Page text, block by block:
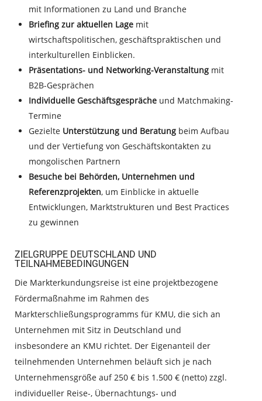
mit Informationen zu Land und Branche
Briefing zur aktuellen Lage mit
wirtschaftspolitischen, geschäftspraktischen und
interkulturellen Einblicken.
Präsentations- und Networking-Veranstaltung mit
B2B-Gesprächen
Individuelle Geschäftsgespräche und Matchmaking-
Termine
Gezielte Unterstützung und Beratung beim Aufbau
und der Vertiefung von Geschäftskontakten zu
mongolischen Partnern
Besuche bei Behörden, Unternehmen und
Referenzprojekten, um Einblicke in aktuelle
Entwicklungen, Marktstrukturen und Best Practices
zu gewinnen
ZIELGRUPPE DEUTSCHLAND UND
TEILNAHMEBEDINGUNGEN
Die Markterkundungsreise ist eine projektbezogene
Fördermaßnahme im Rahmen des
Markterschließungsprogramms für KMU, die sich an
Unternehmen mit Sitz in Deutschland und
insbesondere an KMU richtet. Der Eigenanteil der
teilnehmenden Unternehmen beläuft sich je nach
Unternehmensgröße auf 250 € bis 1.500 € (netto) zzgl.
individueller Reise-, Übernachtungs- und